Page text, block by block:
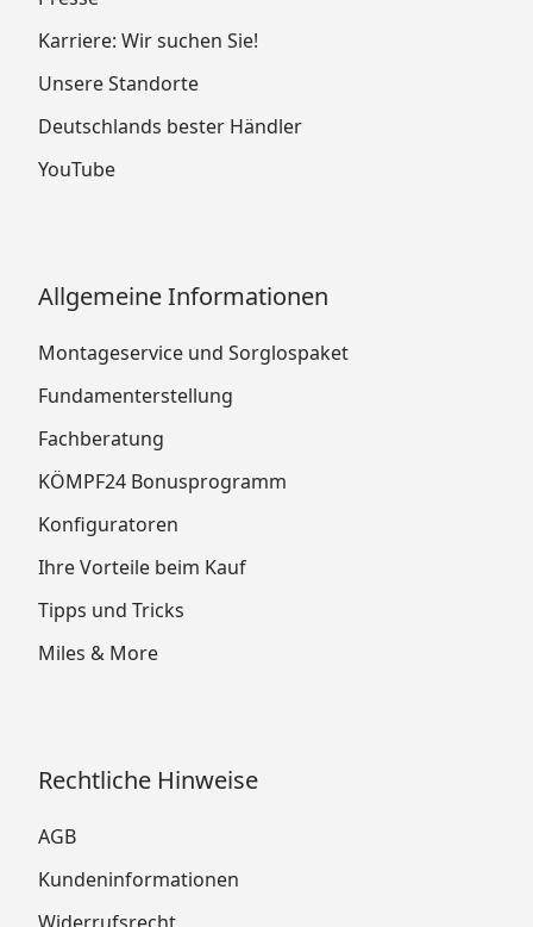
Karriere: Wir suchen Sie!
Unsere Standorte
Deutschlands bester Händler
YouTube
Allgemeine Informationen
Montageservice und Sorglospaket
Fundamenterstellung
Fachberatung
KÖMPF24 Bonusprogramm
Konfiguratoren
Ihre Vorteile beim Kauf
Tipps und Tricks
Miles & More
Rechtliche Hinweise
AGB
Kundeninformationen